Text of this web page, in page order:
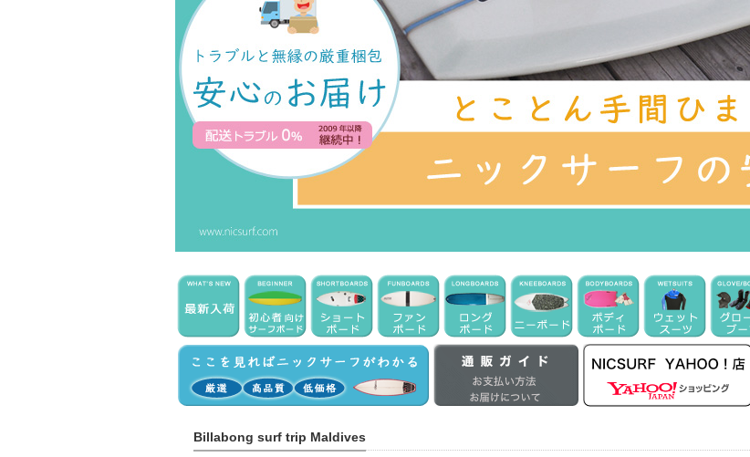
Billabong surf trip Maldives